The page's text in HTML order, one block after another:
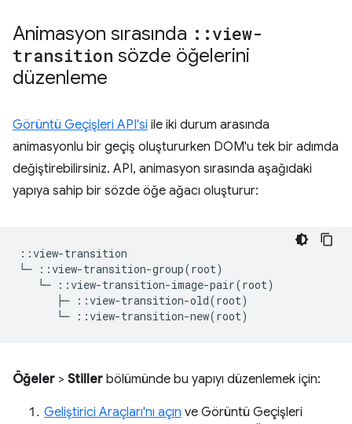
Animasyon sırasında ::view-
transition sözde öğelerini
düzenleme
Görüntü Geçişleri API'si ile iki durum arasında
animasyonlu bir geçiş oluştururken DOM'u tek bir adımda
değiştirebilirsiniz. API, animasyon sırasında aşağıdaki
yapıya sahip bir sözde öğe ağacı oluşturur:
::view-transition
└─ ::view-transition-group(root)
   └─ ::view-transition-image-pair(root)
      ├─ ::view-transition-old(root)
Öğeler > Stiller bölümünde bu yapıyı düzenlemek için:
Geliştirici Araçları'nı açın ve Görüntü Geçişleri